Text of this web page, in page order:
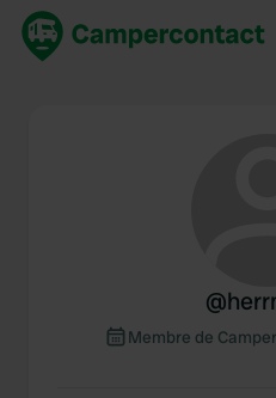
@
Membre de